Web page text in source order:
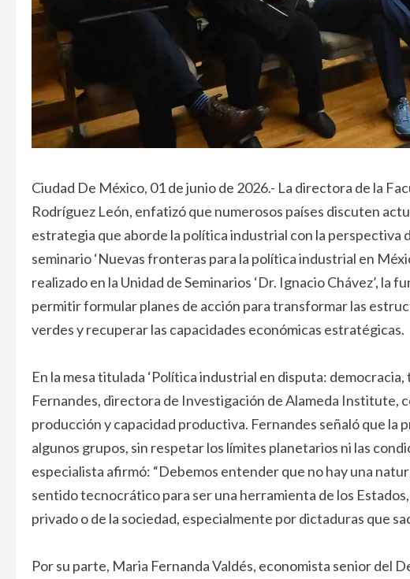
Ciudad De México, 01 de junio de 2026.- La directora de la
Rodríguez León, enfatizó que numerosos países discuten
estrategia que aborde la política industrial con la perspectiva
seminario ‘Nuevas fronteras para la política industrial en
realizado en la Unidad de Seminarios ‘Dr. Ignacio Chávez’,
permitir formular planes de acción para transformar las
verdes y recuperar las capacidades económicas estratégicas.
En la mesa titulada ‘Política industrial en disputa:
Fernandes, directora de Investigación de Alameda Institute,
producción y capacidad productiva. Fernandes señaló que la
algunos grupos, sin respetar los límites planetarios ni las
especialista afirmó: “Debemos entender que no hay una
sentido tecnocrático para ser una herramienta de los
privado o de la sociedad, especialmente por dictaduras que
Por su parte, Maria Fernanda Valdés, economista senior del